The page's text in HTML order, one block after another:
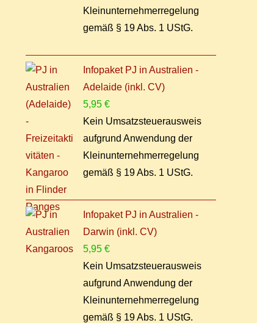
Kleinunternehmerregelung
gemäß § 19 Abs. 1 UStG.
Infopaket PJ in Australien -
Adelaide (inkl. CV)
5,95€
Kein Umsatzsteuerausweis
aufgrund Anwendung der
Kleinunternehmerregelung
gemäß § 19 Abs. 1 UStG.
Infopaket PJ in Australien -
Darwin (inkl. CV)
5,95€
Kein Umsatzsteuerausweis
aufgrund Anwendung der
Kleinunternehmerregelung
gemäß § 19 Abs. 1 UStG.